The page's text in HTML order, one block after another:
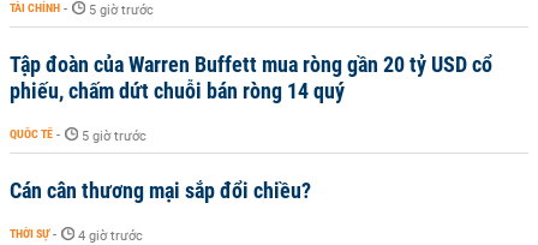
TÀI CHÍNH - 5 giờ trước
Tập đoàn của Warren Buffett mua ròng gần 20 tỷ USD cổ
phiếu, chấm dứt chuỗi bán ròng 14 quý
QUỐC TẾ - 5 giờ trước
Cán cân thương mại sắp đổi chiều?
THỜI SỰ - 4 giờ trước